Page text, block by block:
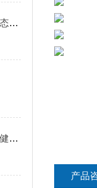
土壤肥料养分分析仪保护土壤生态环境
多功能食品安全检测仪保障人们健康饮食
产品